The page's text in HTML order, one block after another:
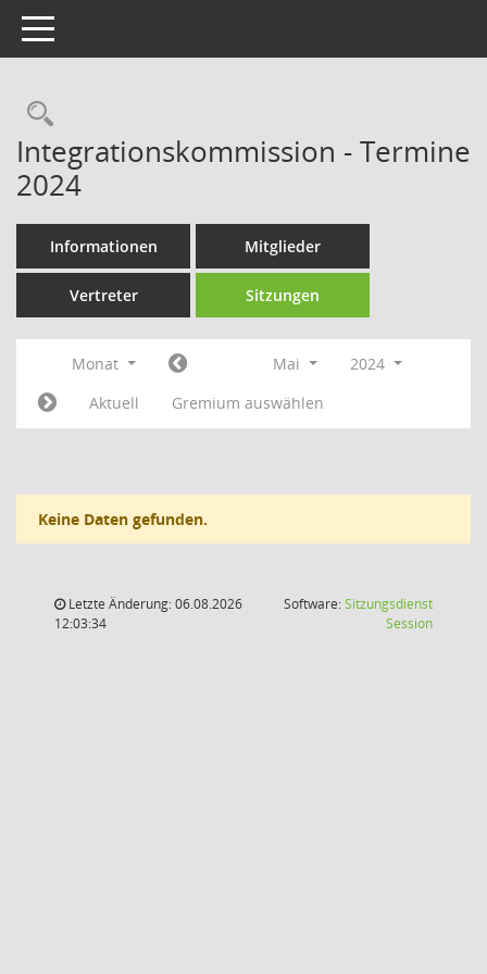
Toggle navigation
Rechercheauswahl
Integrationskommission - Termine
2024
Informationen Mitglieder
Vertreter Sitzungen
Monat Mai
2024
Aktuell
Gremium auswählen
Keine Daten gefunden.
Letzte Änderung: 06.08.2026
12:03:34
Software:Sitzungsdienst
Session(Wird in